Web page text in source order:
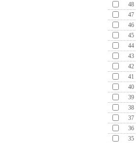
48
47
46
45
44
43
42
41
40
39
38
37
36
35